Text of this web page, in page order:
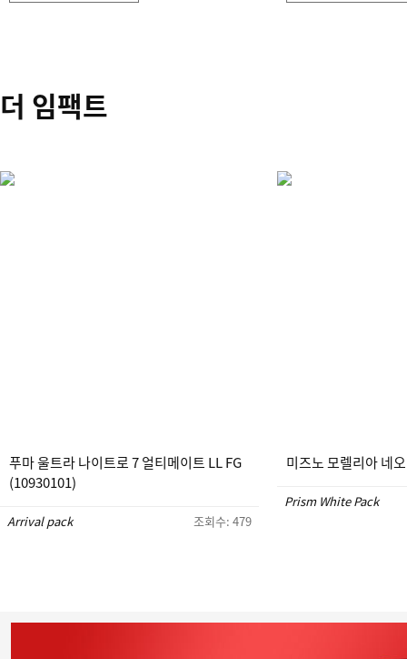
더 임팩트
푸마 울트라 나이트로 7 얼티메이트 LL FG
(10930101)
Arrival pack 조회수: 479
미즈노 모렐리아 네
Prism White Pack